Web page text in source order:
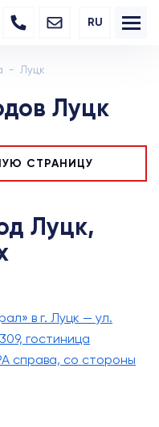
RU
Луцк
Луцк
СТРАНИЦУ
Луцк,
в г. Луцк — ул.
гостиница
справа, со стороны